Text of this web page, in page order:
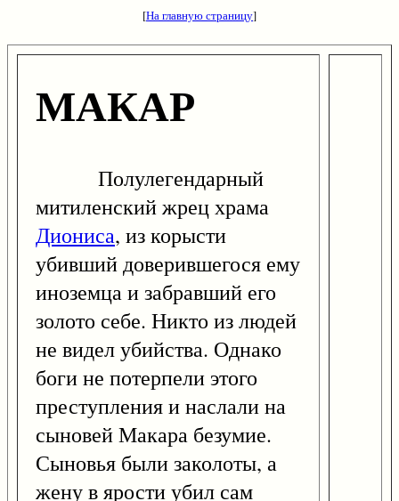
[На главную страницу]
МАКАР
Полулегендарный
митиленский жрец храма
Диониса, из корысти
убивший доверившегося ему
иноземца и забравший его
золото себе. Никто из людей
не видел убийства. Однако
боги не потерпели этого
преступления и наслали на
сыновей Макара безумие.
Сыновья были заколоты, а
жену в ярости убил сам